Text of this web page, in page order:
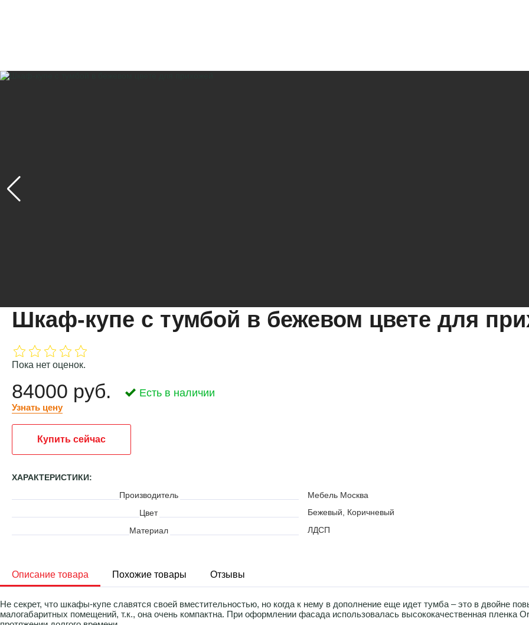
Шкаф-купе с тумбой в бежевом цвете для
Пока нет оценок.
84000 руб. Есть в наличии
Узнать цену
Купить сейчас
ХАРАКТЕРИСТИКИ:
Производитель
Мебель Москва
Цвет
Бежевый, Коричневый
Материал
ЛДСП
Описание товара Похожие товары Отзывы
Не секрет, что шкафы-купе славятся своей вместительностью, но когда к нему в дополнение еще идет тумба – это в двойне
малогабаритных помещений, т.к., она очень компактна. При оформлении фасада использовалась высококачественная пленка